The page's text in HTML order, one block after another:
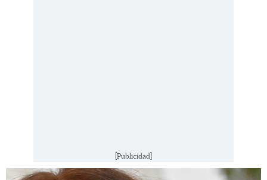
[Publicidad]